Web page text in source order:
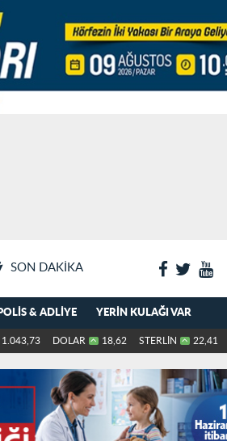
SON DAKIKA
POLIS & ADLIYE YERIN KULAĞI VAR
1.043,73 DOLAR 18,62 STERLİN 22,41